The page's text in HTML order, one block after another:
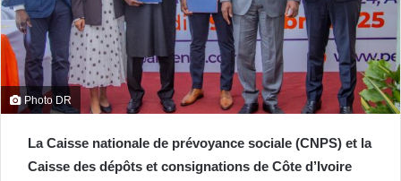
Photo DR
La Caisse nationale de prévoyance sociale (CNPS) et la
Caisse des dépôts et consignations de Côte d’Ivoire